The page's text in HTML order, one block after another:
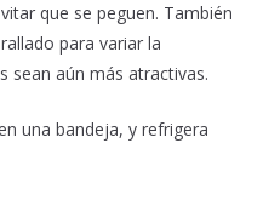
que se peguen. También
para variar la
sean aún más atractivas.
una bandeja, y refrigera